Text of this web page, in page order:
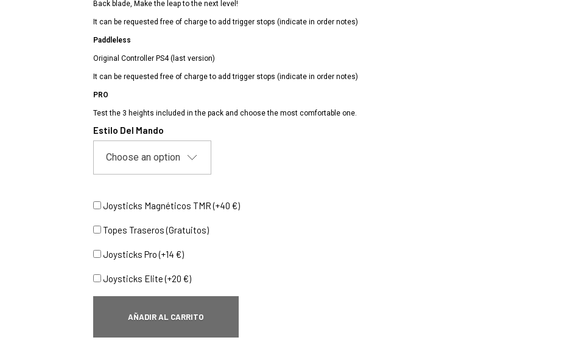
Back blade, Make the leap to the next level!
It can be requested free of charge to add trigger stops (indicate in order notes)
Paddleless
Original Controller PS4 (last version)
It can be requested free of charge to add trigger stops (indicate in order notes)
PRO
Test the 3 heights included in the pack and choose the most comfortable one.
Estilo Del Mando
Joysticks Magnéticos TMR (+40 €)
Topes Traseros (Gratuitos)
Joysticks Pro (+14 €)
Joysticks Elite (+20 €)
AÑADIR AL CARRITO